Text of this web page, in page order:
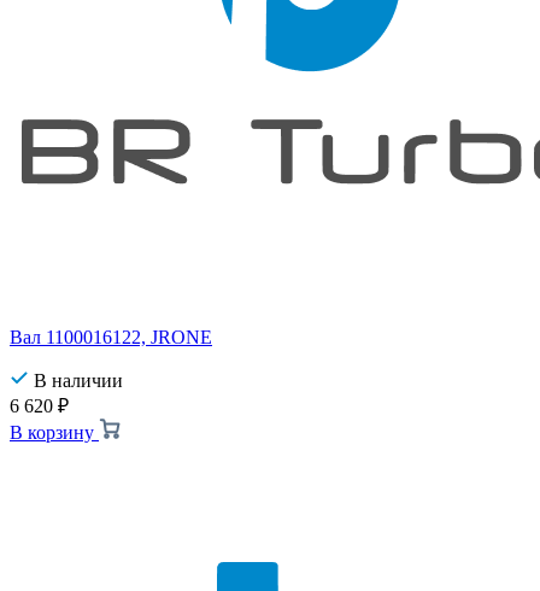
Вал 1100016122, JRONE
В наличии
6 620 ₽
В корзину